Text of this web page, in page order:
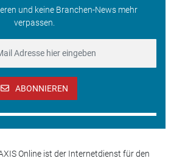
und keine Branchen-News mehr
verpassen.
ABONNIEREN
Online ist der Internetdienst für den